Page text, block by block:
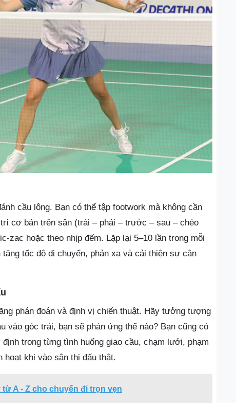
cầu lông. Bạn có thể tập footwork mà không cần
cơ bản trên sân (trái – phải – trước – sau – chéo
zac hoặc theo nhịp đếm. Lặp lại 5–10 lần trong mỗi
tốc độ di chuyển, phản xạ và cải thiện sự cân
phán đoán và định vị chiến thuật. Hãy tưởng tượng
vào góc trái, bạn sẽ phản ứng thế nào? Bạn cũng có
định trong từng tình huống giao cầu, chạm lưới, phạm
khi vào sân thi đấu thật.
A - Z cho chuyến đi trọn vẹn